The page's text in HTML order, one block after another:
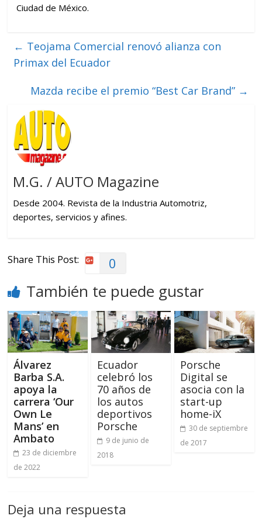
Ciudad de México.
← Teojama Comercial renovó alianza con
Primax del Ecuador
Mazda recibe el premio “Best Car Brand” →
M.G. / AUTO Magazine
Desde 2004. Revista de la Industria Automotriz,
deportes, servicios y afines.
Share This Post: 0
También te puede gustar
Álvarez
Barba S.A.
apoya la
carrera ‘Our
Own Le
Mans’ en
Ambato
23 de diciembre
de 2022
Ecuador
celebró los
70 años de
los autos
deportivos
Porsche
9 de junio de
2018
Porsche
Digital se
asocia con la
start-up
home-iX
30 de septiembre
de 2017
Deja una respuesta